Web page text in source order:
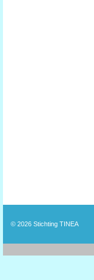
© 2026 Stichting TINEA